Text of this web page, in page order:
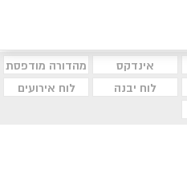
אינדקס
מהדורה מודפסת
לוח יבנה
לוח אירועים